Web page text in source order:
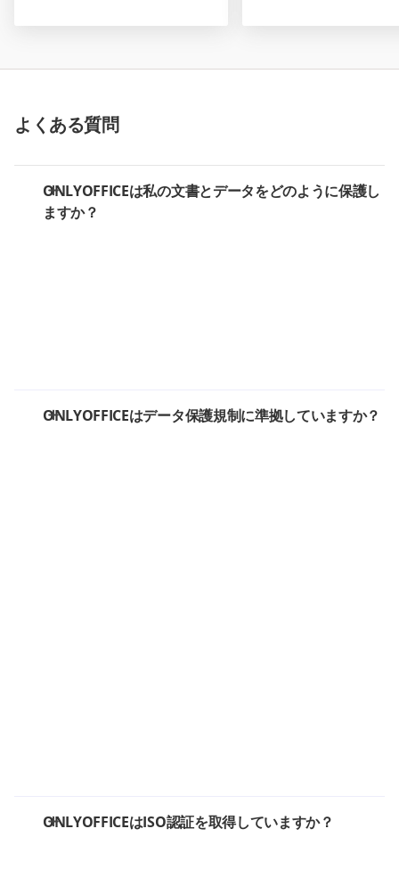
よくある質問
ONLYOFFICEは私の文書とデータをどのように保護し
ますか？
ONLYOFFICEはデータ保護規制に準拠していますか？
ONLYOFFICEはISO認証を取得していますか？